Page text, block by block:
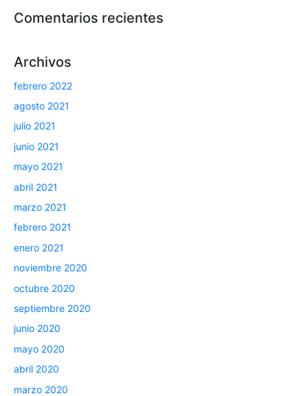
Comentarios recientes
Archivos
febrero 2022
agosto 2021
julio 2021
junio 2021
mayo 2021
abril 2021
marzo 2021
febrero 2021
enero 2021
noviembre 2020
octubre 2020
septiembre 2020
junio 2020
mayo 2020
abril 2020
marzo 2020